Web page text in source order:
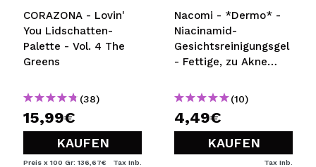
CORAZONA - Lovin'
You Lidschatten-
Palette - Vol. 4 The
Greens
(38)
15,99€
KAUFEN
Preis x 100 Gr: 136,67€ Tax Inb.
Nacomi - *Dermo* -
Niacinamid-
Gesichtsreinigungsgel
- Fettige, zu Akne
(10)
4,49€
KAUFEN
Tax Inb.